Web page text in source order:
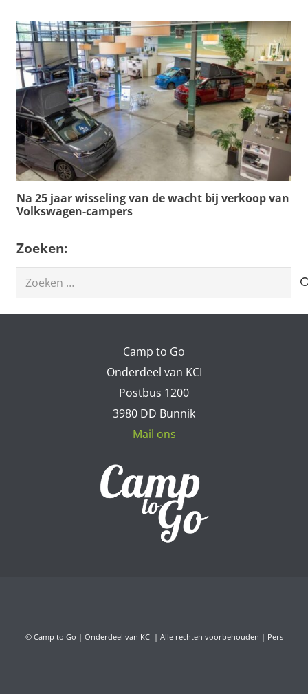
Na 25 jaar wisseling van de wacht bij verkoop van
Volkswagen-campers
Zoeken:
Zoeken
Camp to Go
Onderdeel van KCI
Postbus 1200
3980 DD Bunnik
Mail ons
© Camp to Go | Onderdeel van KCI | Alle rechten voorbehouden | Pers